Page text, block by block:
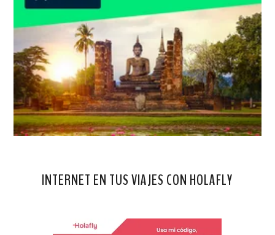
INTERNET EN TUS VIAJES CON HOLAFLY